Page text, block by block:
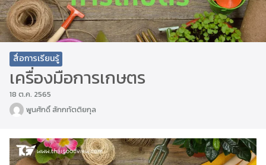
สื่อการเรียนรู้
เครื่องมือการเกษตร
18 ต.ค. 2565
พูนศักดิ์ สักกทัตติยกุล